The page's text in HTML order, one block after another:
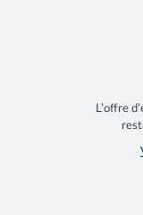
L’offre